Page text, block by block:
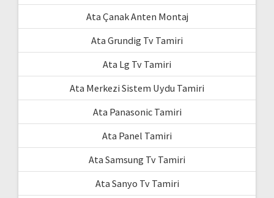
Ata Çanak Anten Montaj
Ata Grundig Tv Tamiri
Ata Lg Tv Tamiri
Ata Merkezi Sistem Uydu Tamiri
Ata Panasonic Tamiri
Ata Panel Tamiri
Ata Samsung Tv Tamiri
Ata Sanyo Tv Tamiri